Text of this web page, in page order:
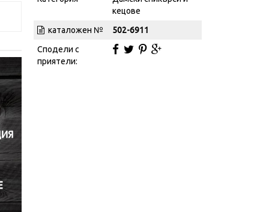
кецове
каталожен №
502-6911
Сподели с
приятели: